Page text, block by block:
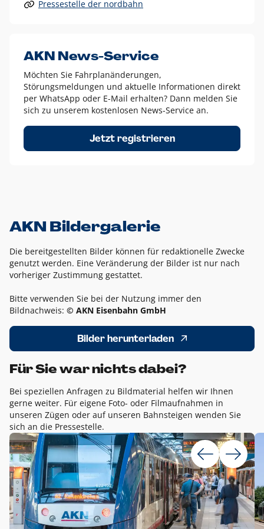
Alle anderen Logo-Varianten dürfen nur in Ausnahmefällen
Diese Ausnahmen sind zum Beispiel:
dem AKN Blau,
weißes Logo auf Fotohintergründen,
schwarzes Logo für reine Schwarz-Weiß-Umsetzungen
Um das Logo herum muss ein Schutzraum von jeweils einer
Höhe bzw. Breite des N aus AKN in alle Richtungen
Pressestelle der nordbahn
AKN News-Service
Möchten Sie Fahrplanänderungen,
Störungsmeldungen und aktuelle Informationen direkt
per WhatsApp oder E-Mail erhalten? Dann melden Sie
sich zu unserem kostenlosen News-Service an.
Jetzt registrieren
AKN Bildergalerie
Die bereitgestellten Bilder können für redaktionelle Zwecke
genutzt werden. Eine Veränderung der Bilder ist nur nach
vorheriger Zustimmung gestattet.
Bitte verwenden Sie bei der Nutzung immer den
Bildnachweis: © AKN Eisenbahn GmbH
Bilder herunterladen
Für Sie war nichts dabei?
Bei speziellen Anfragen zu Bildmaterial helfen wir Ihnen
gerne weiter. Für eigene Foto- oder Filmaufnahmen in
unseren Zügen oder auf unseren Bahnsteigen wenden Sie
sich an die Pressestelle.